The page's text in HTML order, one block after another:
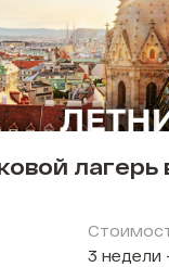
лагерь
3 недели